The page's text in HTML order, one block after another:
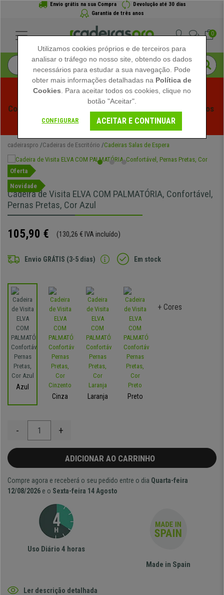
Envio grátis na sua Compra
Devolução até 30 dias
Garantia de três anos
0
Começam os Saldos de Verão em Cadeiraspro! Descontos
Exclusivos por Tempo Limitado - Ver Promoção
cadeiraspro Cadeiras de Escritório Cadeiras Salas de Espera
Oferta
Novidade
Cadeira de Visita ELVA COM PALMATÓRIA, Confortável,
Pernas Pretas, Cor Azul
105,90 € (130,26 € IVA incluído)
Envio GRÁTIS (3-5 dias) Em stock
Azul
Cinza
Laranja Preto
+ Cores
- +
ADICIONAR AO CARRINHO
Compre agora e receberá o seu pedido entre o dia Quarta-feira
12/08/2026 e o Sexta-feira 14 Agosto
Uso Diário 4 horas
Made in Spain
Ler descrição detalhada
Utilizamos cookies próprios e de terceiros para
analisar o tráfego no nosso site, obtendo os dados
necessários para estudar a sua navegação. Pode
obter mais informações detalhadas na Política de
Cookies . Para aceitar todos os cookies, clique no
botão "Aceitar".
CONFIGURAR ACEITAR E CONTINUAR